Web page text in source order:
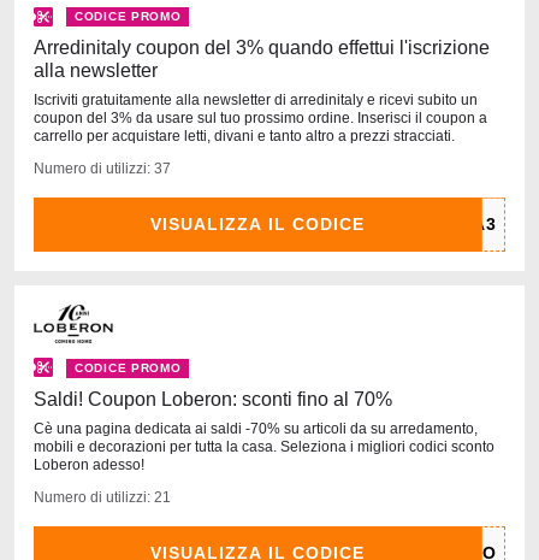
CODICE PROMO
Arredinitaly coupon del 3% quando effettui l'iscrizione
alla newsletter
Iscriviti gratuitamente alla newsletter di arredinitaly e ricevi subito un
coupon del 3% da usare sul tuo prossimo ordine. Inserisci il coupon a
carrello per acquistare letti, divani e tanto altro a prezzi stracciati.
Numero di utilizzi: 37
VISUALIZZA IL CODICE
CODICE PROMO
Saldi! Coupon Loberon: sconti fino al 70%
Cè una pagina dedicata ai saldi -70% su articoli da su arredamento,
mobili e decorazioni per tutta la casa. Seleziona i migliori codici sconto
Loberon adesso!
Numero di utilizzi: 21
VISUALIZZA IL CODICE